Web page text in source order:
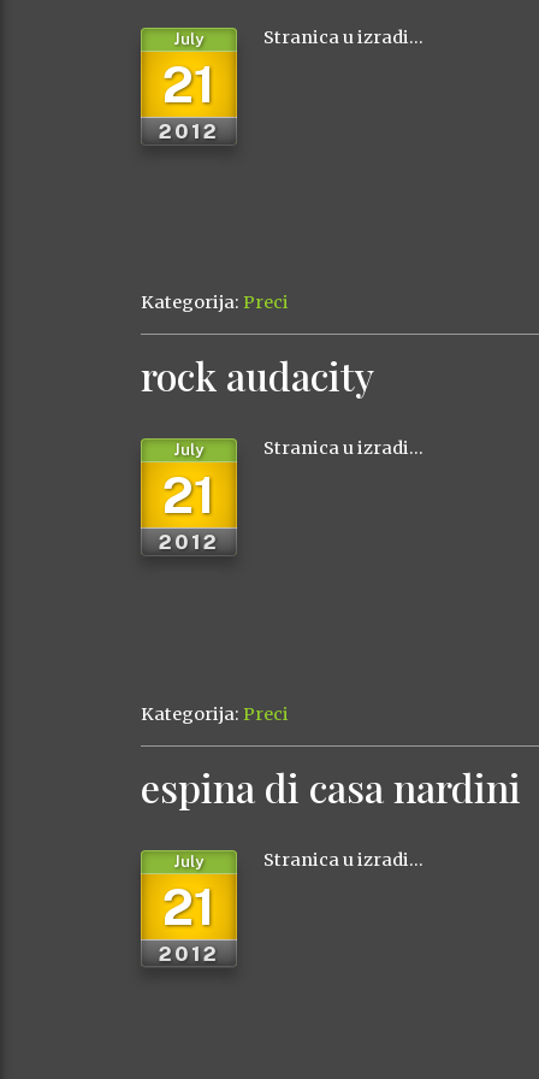
21
July
2012
Stranica u izradi…
Kategorija: Preci
rock audacity
21
July
2012
Stranica u izradi…
Kategorija: Preci
espina di casa nardini
21
July
2012
Stranica u izradi…